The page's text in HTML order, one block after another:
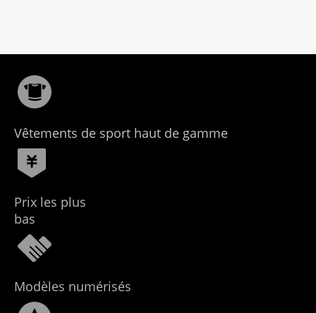
Vêtements de sport haut de gamme
Prix ​​les plus
bas
Modèles numérisés